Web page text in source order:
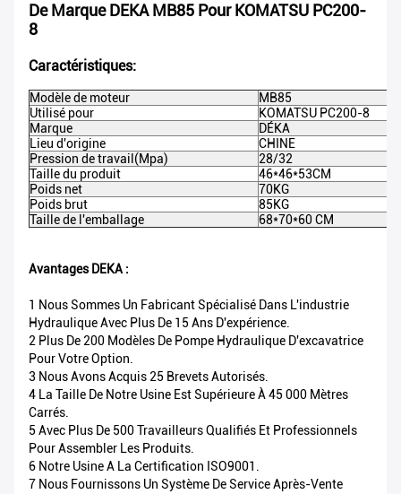
De Marque DEKA MB85 Pour KOMATSU PC200-
8
Caractéristiques:
Modèle de moteur
MB85
Utilisé pour
KOMATSU PC200-8
Marque
DÉKA
Lieu d'origine
CHINE
Pression de travail(Mpa)
28/32
Taille du produit
46*46*53CM
Poids net
70KG
Poids brut
85KG
Taille de l'emballage
68*70*60 CM
Avantages DEKA :
1 Nous Sommes Un Fabricant Spécialisé Dans L'industrie
Hydraulique Avec Plus De 15 Ans D'expérience.
2 Plus De 200 Modèles De Pompe Hydraulique D'excavatrice
Pour Votre Option.
3 Nous Avons Acquis 25 Brevets Autorisés.
4 La Taille De Notre Usine Est Supérieure À 45 000 Mètres
Carrés.
5 Avec Plus De 500 Travailleurs Qualifiés Et Professionnels
Pour Assembler Les Produits.
6 Notre Usine A La Certification ISO9001.
7 Nous Fournissons Un Système De Service Après-Vente